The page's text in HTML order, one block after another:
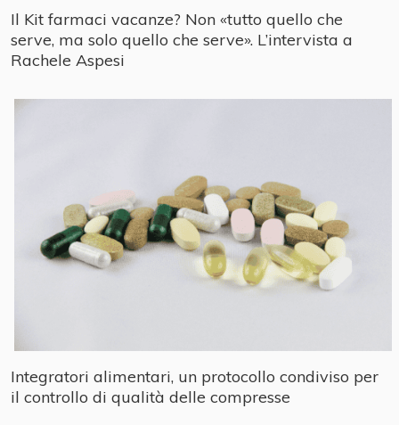
Il Kit farmaci vacanze? Non «tutto quello che
serve, ma solo quello che serve». L’intervista a
Rachele Aspesi
Integratori alimentari, un protocollo condiviso per
il controllo di qualità delle compresse